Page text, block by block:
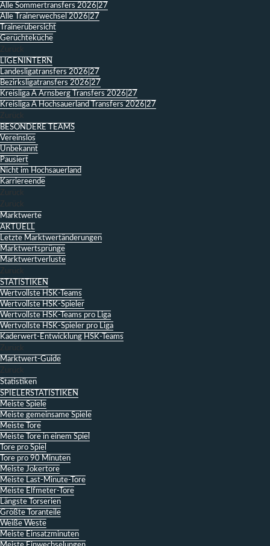
Alle Sommertransfers 2026|27
Alle Trainerwechsel 2026|27
Trainerübersicht
Gerüchteküche
Zurück
LIGENINTERN
Landesligatransfers 2026|27
Bezirksligatransfers 2026|27
Kreisliga A Arnsberg Transfers 2026|27
Kreisliga A Hochsauerland Transfers 2026|27
Zurück
BESONDERE TEAMS
Vereinslos
Unbekannt
Pausiert
Nicht im Hochsauerland
Karriereende
Zurück
Zurück
Marktwerte
AKTUELL
Letzte Marktwertänderungen
Marktwertsprünge
Marktwertverluste
Zurück
STATISTIKEN
Wertvollste HSK-Teams
Wertvollste HSK-Spieler
Wertvollste HSK-Teams pro Liga
Wertvollste HSK-Spieler pro Liga
Kaderwert-Entwicklung HSK-Teams
Zurück
Marktwert-Guide
Zurück
Statistiken
SPIELERSTATISTIKEN
Meiste Spiele
Meiste gemeinsame Spiele
Meiste Tore
Meiste Tore in einem Spiel
Tore pro Spiel
Tore pro 90 Minuten
Meiste Jokertore
Meiste Last-Minute-Tore
Meiste Elfmeter-Tore
Längste Torserien
Größte Toranteile
Weiße Weste
Meiste Einsatzminuten